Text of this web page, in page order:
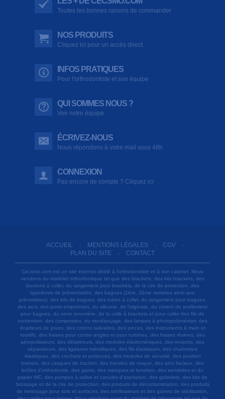
Toutes les bonnes raisons de commander
NOS PRODUITS
Cliquez ici pour un accès direct
INFOS PRATIQUES
Pour l'orthodontiste et son équipe
QUI SOMMES NOUS ?
Voir notre équipe
ÉCRIVEZ-NOUS
Nous répondons à votre mail sous 48h
CONNEXION
Pas encore de compte ? Cliquez ici
ACCUEIL - MENTIONS LÉGALES - CGV -
PLAN DU SITE - CONTACT
Cecsmo.com est un site internet dédié à l'orthodontiste et à son cabinet. Nous
vendons du matériel orthodontique tel que des brackets, des kits brackets, des
boutons à coller, du rangement pour brackets, de la cire de protection, des
typodonts de présentation, des bagues (1ère, 2ème molaires ainsi que
prémolaires), des kits de bagues, des tubes à coller, du rangement pour bagues,
des arcs, des porte-empreintes, du silicone, de l'alginate, du ciment de scellement
pour bagues, du verre ionomère, de la colle à brackets et pour coller des fils de
contention, des composites, du mordançage, des lampes à photopolymériser, des
écarteurs de joues, des cotons salivaires, des pinces, des instruments à main et
rotatifs, des fraises pour contre-angles et pour turbines, des fraises résines, des
aéropolisseurs, des détartreurs, des modules élastomériques, des ressorts, des
séparateurs, des ligatures métalliques, des fils élastiques, des chaînettes
élastiques, des crochets et potences, des modules de sécurité, des position
trainers, des casques de traction, des bandes de nuque, des arcs faciaux, des
boîtes d'orthodontie, des gants, des masques et lunettes, des serviettes et du
papier WC, des pompes à salive et canules d'aspiration, des gobelets, des kits de
brossage et de la cire de protection, des produits de décontamination, des produits
de nettoyage pour sols et surfaces, des stérilisateurs et des gaines de stérilisation,